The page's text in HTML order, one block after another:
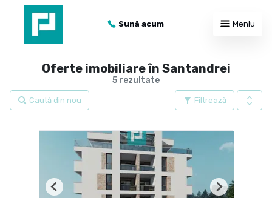
Sună acum Meniu
5 rezultate
Oferte imobiliare în Santandrei
Filtrează
Caută din nou
Previous Next